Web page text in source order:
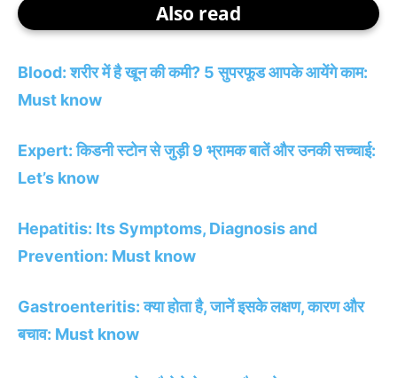
Also read
Blood: शरीर में है खून की कमी? 5 सुपरफूड आपके आयेंगे काम:
Must know
Expert: किडनी स्टोन से जुड़ी 9 भ्रामक बातें और उनकी सच्चाई:
Let’s know
Hepatitis: Its Symptoms, Diagnosis and
Prevention: Must know
Gastroenteritis: क्या होता है, जानें इसके लक्षण, कारण और
बचाव: Must know